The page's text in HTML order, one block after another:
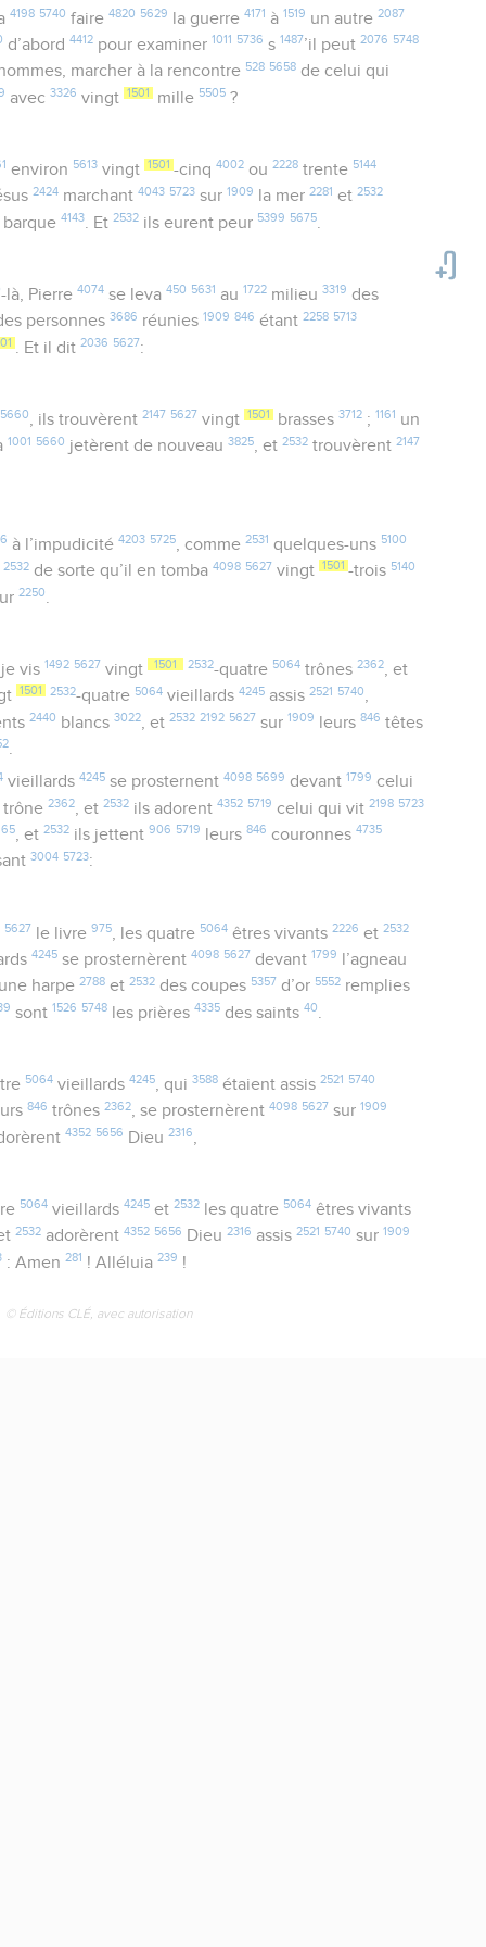
4198 5740 faire 4820 5629 la guerre 4171 à 1519 un autre 2087
d’abord4412 pour examiner 1011 5736 s 1487’il peut2076 5748
hommes, marcher à la rencontre 528 5658 de celui qui
avec3326 vingt 1501 mille 5505 ?
environ 5613vingt 1501 -cinq 4002ou 2228trente 5144
2424 marchant4043 5723 sur 1909 la mer2281 et2532
barque4143 . Et2532 ils eurent peur 5399 5675
-là, Pierre 4074se leva 450 5631 au 1722milieu 3319 des
personnes3686 réunies 1909 846 étant2258 5713
. Et il dit2036 5627:
5660, ils trouvèrent 2147 5627 vingt 1501 brasses 3712; 1161
un
1001 5660 jetèrent de nouveau3825, et2532 trouvèrent2147
à l’impudicité 4203 5725, comme 2531 quelques-uns 5100
2532 de sorte qu’il en tomba4098 5627 vingt 1501 -trois 5140
2250
vis 1492 5627 vingt 1501 2532-quatre 5064trônes 2362, et
1501 2532-quatre 5064 vieillards4245 assis2521 5740,
2440 blancs3022 , et2532 2192 5627 sur 1909 leurs846 têtes
.
vieillards 4245se prosternent 4098 5699 devant 1799 celui
trône2362 , et2532 ils adorent4352 5719 celui qui vit2198 5723
, et2532 ils jettent906 5719 leurs846 couronnes4735
3004 5723:
5627 le livre 975, les quatre 5064êtres vivants 2226 et 2532
4245 se prosternèrent4098 5627 devant 1799 l’agneau
une harpe2788 et2532 des coupes 5357 d’or 5552 remplies
sont 1526 5748 les prières4335 des saints40
5064vieillards 4245, qui 3588étaient assis 2521 5740
846 trônes2362, se prosternèrent4098 5627 sur1909
4352 5656 Dieu2316
5064vieillards 4245et 2532les quatre 5064êtres vivants
2532 adorèrent4352 5656 Dieu2316 assis2521 5740 sur1909
: Amen281 ! Alléluia239 !
© Éditions CLÉ, avec autorisation